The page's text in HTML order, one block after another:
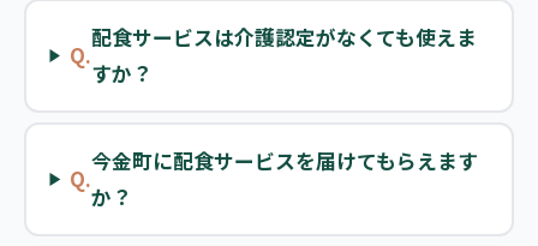
Q.
配食サービスは介護認定がなくても使えま
すか？
Q.
今金町に配食サービスを届けてもらえます
か？